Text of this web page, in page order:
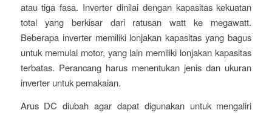
atau tiga fasa. Inverter dinilai dengan kapasitas kekuatan
total yang berkisar dari ratusan watt ke megawatt.
Beberapa inverter memiliki lonjakan kapasitas yang bagus
untuk memulai motor, yang lain memiliki lonjakan kapasitas
terbatas. Perancang harus menentukan jenis dan ukuran
inverter untuk pemakaian.
Arus DC diubah agar dapat digunakan untuk mengaliri